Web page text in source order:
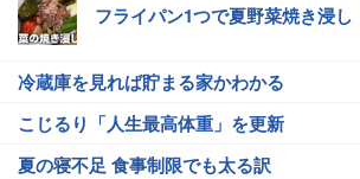
フライパン1つで夏野菜焼き浸し
冷蔵庫を見れば貯まる家かわかる
こじるり「人生最高体重」を更新
夏の寝不足 食事制限でも太る訳